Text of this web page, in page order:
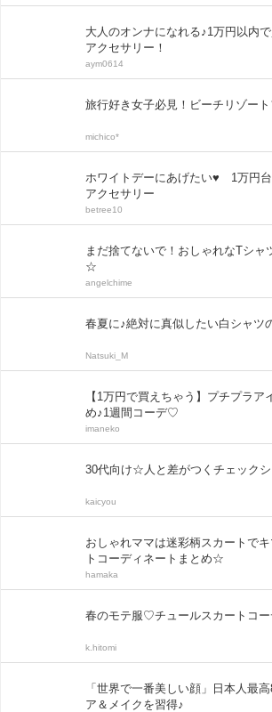
大人のオンナになれる♪1万円以内
アクセサリー！
aym0614
旅行好き女子必見！ビーチリゾー
michico*
ホワイトデーにあげたい♥ 1万円
アクセサリー
betree10
まだ捨てないで！おしゃれなTシャ
☆
angelchime
春夏に♪絶対に真似したい白シャツ
Natsuki_M
【1万円で買えちゃう】プチプラア
め♪1週間コーデ♡
imaneko
30代向け☆人と差がつくチェック
kaicyou
おしゃれママは迷彩柄スカートで
トコーディネートまとめ☆
hamaka
春のモテ服♡チュールスカートコー
k.hitomi
「世界で一番美しい顔」日本人最
ア＆メイクを習得♪